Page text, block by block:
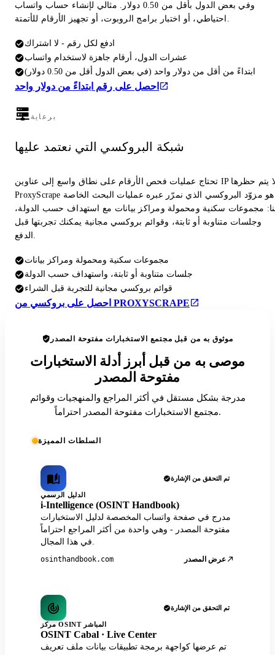
وفي بعض الدول بأقل من 0.50 دولار. مثالي لإنشاء حساب واتساب
احتياطي، أو اختبار برامج الروبوت، أو تجهيز الأرقام للأتمتة.
ادفع لكل رقم - لا اشتراك
عشرات الدول، أرقام جاهزة لاستخدام واتساب
ابتداءً من أقل من دولار واحد (في بعض الدول أقل من 0.50 دولار)
احصل على رقم ابتداءً من دولار واحد
برعاية
شبكة البروكسي التي نعتمد عليها
تحتاج عمليات فحص الأرقام على نطاق واسع إلى عناوين IP لا يتم حظرها.
ProxyScrape هو مزوّد البروكسي الذي نمرّر عبره عمليات البحث الخاصة
مجموعات سكنية ومحمولة ومراكز بيانات مع استهداف حسب الدولة،
وجلسات متناوبة أو ثابتة، وقوائم بروكسي مجانية يمكنك تجربتها قبل
الدفع.
مجموعات سكنية ومحمولة ومراكز بيانات
جلسات متناوبة أو ثابتة، واستهداف حسب الدولة
قوائم بروكسي مجانية للتجربة قبل الشراء
احصل على بروكسي من PROXYSCRAPE
موثوق به من قبل مجتمع الاستخبارات مفتوحة المصدر
موصى به من قبل أبرز أدلة الاستخبارات
مفتوحة المصدر
مدرجة بشكل مستقل في أكثر المراجع والمنهجيات وقوائم
مجتمع الاستخبارات مفتوحة المصدر احتراماً.
السلطات المميزة
تم التحقق من الإشارة
الدليل الرسمي
i-Intelligence (OSINT Handbook)
مدرج في صفحة واتساب المخصصة لدليل الاستخبارات
مفتوحة المصدر - وهي واحدة من أكثر المراجع احتراماً
في هذا المجال.
osinthandbook.com عرض المصدر
تم التحقق من الإشارة
مركز OSINT المباشر
OSINT Cabal · Live Center
تم عرضها كواجهة برمجة تطبيقات بيانات ملف تعريف